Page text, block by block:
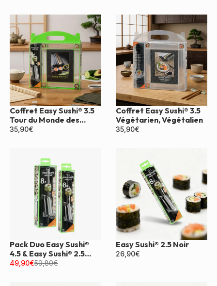
Coffret Easy Sushi® 3.5
Tour du Monde des
Sushis
35,90€
Coffret Easy Sushi® 3.5
Végétarien, Végétalien
35,90€
Pack Duo Easy Sushi®
4.5 & Easy Sushi® 2.5
Noir
49,90€59,80€
Easy Sushi® 2.5 Noir
26,90€